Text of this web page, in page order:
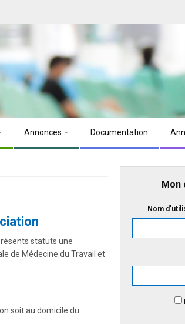
Annonces Documentation
statuts une
de Médecine du Travail et
soit au domicile du
Mon
Nom